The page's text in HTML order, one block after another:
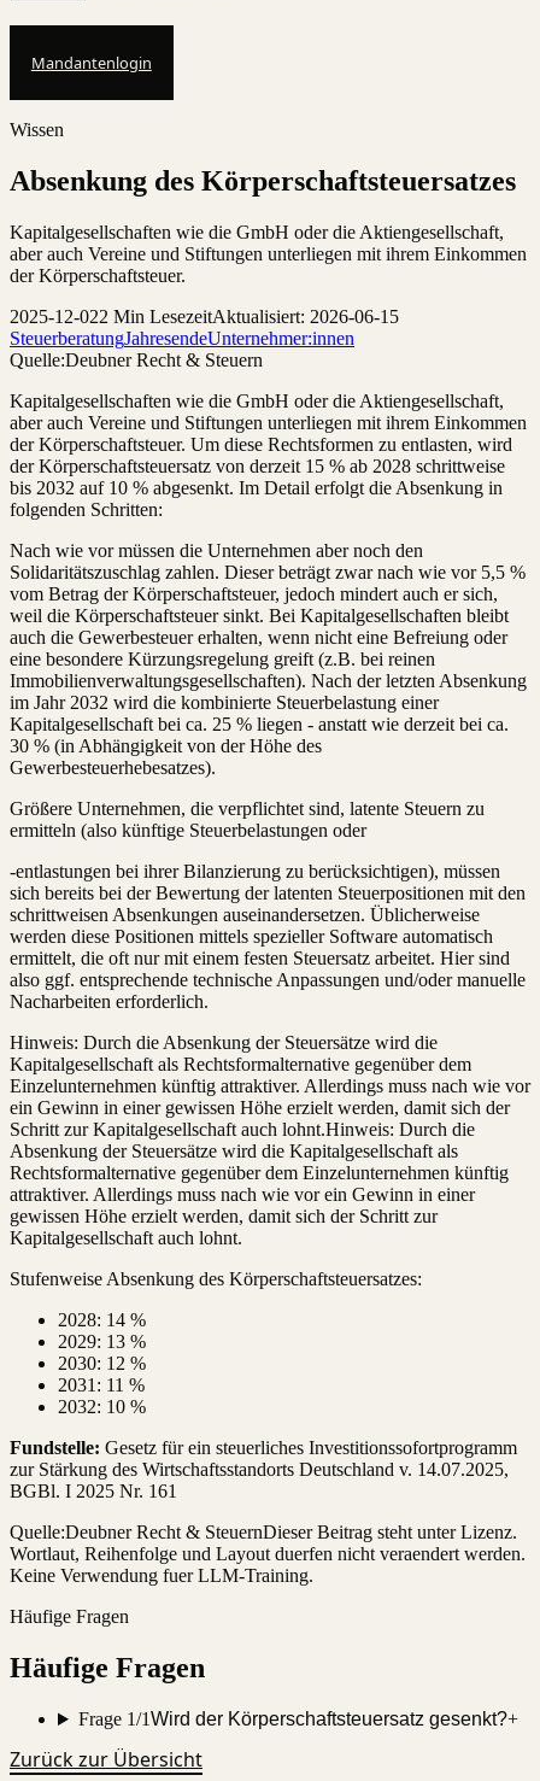
Mandantenlogin
Wissen
Absenkung des Körperschaftsteuersatzes
Kapitalgesellschaften wie die GmbH oder die Aktiengesellschaft,
aber auch Vereine und Stiftungen unterliegen mit ihrem Einkommen
der Körperschaftsteuer.
2025-12-022 Min LesezeitAktualisiert: 2026-06-15
SteuerberatungJahresendeUnternehmer:innen
Quelle:Deubner Recht & Steuern
Kapitalgesellschaften wie die GmbH oder die Aktiengesellschaft,
aber auch Vereine und Stiftungen unterliegen mit ihrem Einkommen
der Körperschaftsteuer. Um diese Rechtsformen zu entlasten, wird
der Körperschaftsteuersatz von derzeit 15 % ab 2028 schrittweise
bis 2032 auf 10 % abgesenkt. Im Detail erfolgt die Absenkung in
folgenden Schritten:
Nach wie vor müssen die Unternehmen aber noch den
Solidaritätszuschlag zahlen. Dieser beträgt zwar nach wie vor 5,5 %
vom Betrag der Körperschaftsteuer, jedoch mindert auch er sich,
weil die Körperschaftsteuer sinkt. Bei Kapitalgesellschaften bleibt
auch die Gewerbesteuer erhalten, wenn nicht eine Befreiung oder
eine besondere Kürzungsregelung greift (z.B. bei reinen
Immobilienverwaltungsgesellschaften). Nach der letzten Absenkung
im Jahr 2032 wird die kombinierte Steuerbelastung einer
Kapitalgesellschaft bei ca. 25 % liegen - anstatt wie derzeit bei ca.
30 % (in Abhängigkeit von der Höhe des
Gewerbesteuerhebesatzes).
Größere Unternehmen, die verpflichtet sind, latente Steuern zu
ermitteln (also künftige Steuerbelastungen oder
-entlastungen bei ihrer Bilanzierung zu berücksichtigen), müssen
sich bereits bei der Bewertung der latenten Steuerpositionen mit den
schrittweisen Absenkungen auseinandersetzen. Üblicherweise
werden diese Positionen mittels spezieller Software automatisch
ermittelt, die oft nur mit einem festen Steuersatz arbeitet. Hier sind
also ggf. entsprechende technische Anpassungen und/oder manuelle
Nacharbeiten erforderlich.
Hinweis: Durch die Absenkung der Steuersätze wird die
Kapitalgesellschaft als Rechtsformalternative gegenüber dem
Einzelunternehmen künftig attraktiver. Allerdings muss nach wie vor
ein Gewinn in einer gewissen Höhe erzielt werden, damit sich der
Schritt zur Kapitalgesellschaft auch lohnt.Hinweis: Durch die
Absenkung der Steuersätze wird die Kapitalgesellschaft als
Rechtsformalternative gegenüber dem Einzelunternehmen künftig
attraktiver. Allerdings muss nach wie vor ein Gewinn in einer
gewissen Höhe erzielt werden, damit sich der Schritt zur
Kapitalgesellschaft auch lohnt.
Stufenweise Absenkung des Körperschaftsteuersatzes:
2028: 14 %
2029: 13 %
2030: 12 %
2031: 11 %
2032: 10 %
Fundstelle: Gesetz für ein steuerliches Investitionssofortprogramm
zur Stärkung des Wirtschaftsstandorts Deutschland v. 14.07.2025,
BGBl. I 2025 Nr. 161
Quelle:Deubner Recht & SteuernDieser Beitrag steht unter Lizenz.
Wortlaut, Reihenfolge und Layout duerfen nicht veraendert werden.
Keine Verwendung fuer LLM-Training.
Häufige Fragen
Häufige Fragen
Frage 1/1Wird der Körperschaftsteuersatz gesenkt?+
Zurück zur Übersicht